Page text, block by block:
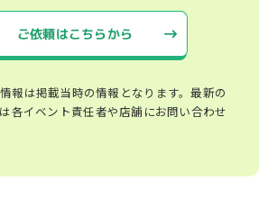
ご依頼はこちらから
報は掲載当時の情報となります。最新の
各イベント責任者や店舗にお問い合わせ